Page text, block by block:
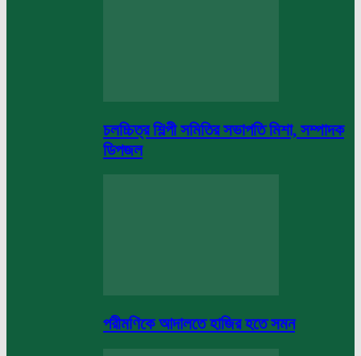
চলচ্চিত্র শিল্পী সমিতির সভাপতি মিশা, সম্পাদক
ডিপজল
পরীমণিকে আদালতে হাজির হতে সমন